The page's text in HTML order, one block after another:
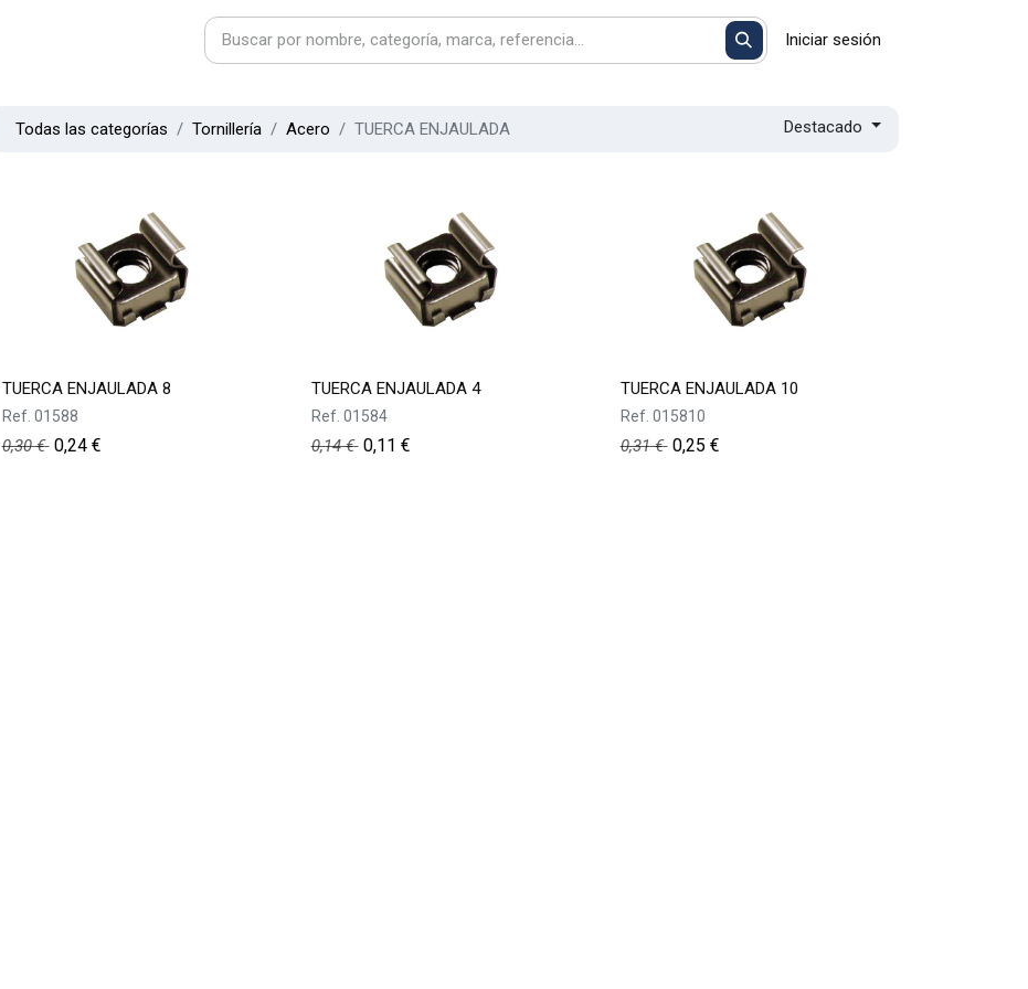
Iniciar sesión
Todas las categorías Tornillería Acero TUERCA ENJAULADA Destacado
TUERCA ENJAULADA 8
Ref. 01588
0,30€ 0,24€
TUERCA ENJAULADA 4
Ref. 01584
0,14€ 0,11 €
TUERCA ENJAULADA 10
Ref. 015810
0,31€ 0,25 €